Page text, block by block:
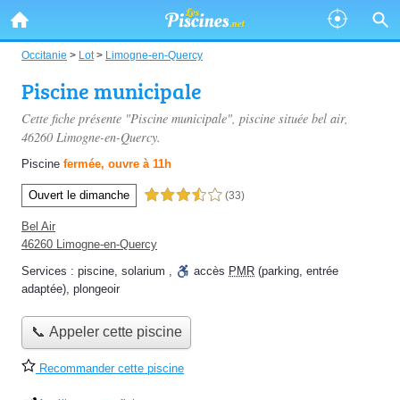
Occitanie > Lot> Limogne-en-Quercy
Piscine municipale
Cette fiche présente "Piscine municipale", piscine située bel air,
46260 Limogne-en-Quercy.
Piscine fermée, ouvre à 11h
Ouvert le dimanche 3,5 étoiles sur 5 (33)
Bel Air
46260 Limogne-en-Quercy
Services : piscine, solarium , accès PMR (parking, entrée
adaptée), plongeoir
📞 Appeler cette piscine
Recommander cette piscine